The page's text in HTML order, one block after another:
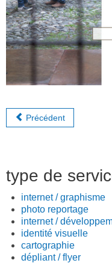
Précédent
type de
internet / graphisme
photo reportage
internet /
identité visuelle
cartographie
dépliant / flyer